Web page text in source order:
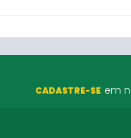
CADASTRE-SE em